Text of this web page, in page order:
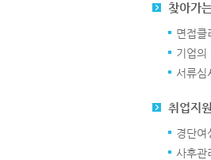
찾아가
면접클
기업의
서류심
취업지
경단여
사후관